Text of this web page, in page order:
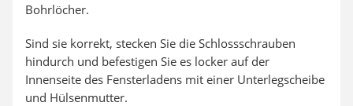
Bohrlöcher.
Sind sie korrekt, stecken Sie die Schlossschrauben
hindurch und befestigen Sie es locker auf der
Innenseite des Fensterladens mit einer Unterlegscheibe
und Hülsenmutter.